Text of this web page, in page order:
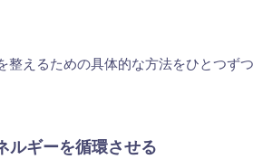
整えるための具体的な方法をひとつずつ
ルギーを循環させる